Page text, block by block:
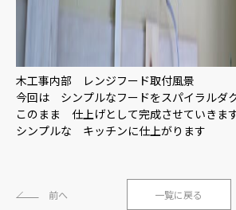
木工事内部 レンジフード取付風景
今回は シンプルなフードをスパイラルダ
このまま 仕上げとして完成させていきま
シンプルな キッチンに仕上がります
前へ 一覧に戻る